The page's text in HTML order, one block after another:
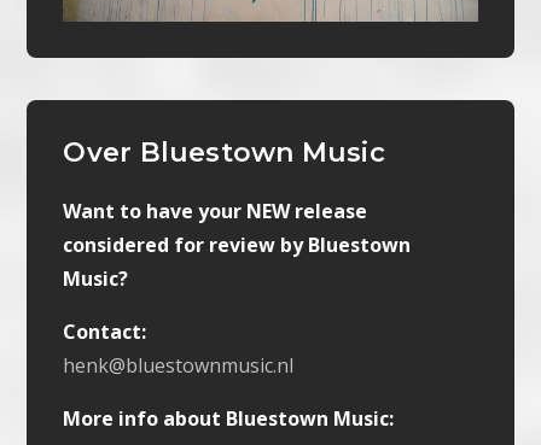
Over Bluestown Music
Want to have your NEW release
considered for review by Bluestown
Music?
Contact:
henk@bluestownmusic.nl
More info about Bluestown Music: